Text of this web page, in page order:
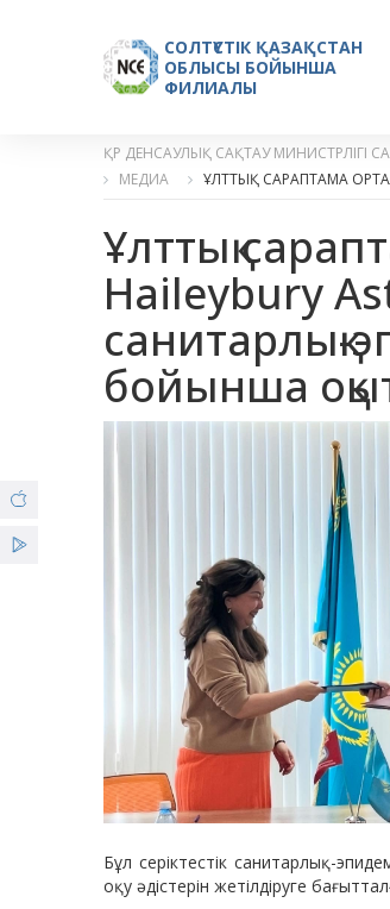
СОЛТҮСТІК ҚАЗАҚСТАН
ОБЛЫСЫ БОЙЫНША
ФИЛИАЛЫ
ҚР ДЕНСАУЛЫҚ САҚТАУ МИНИСТРЛІГІ
МЕДИА
ҰЛТТЫҚ САРАПТАМА
Ұлттық
Haileybury
санитарлық-
бойынша
Бұл серіктестік санитарлық-
оқу әдістерін жетілдіруге